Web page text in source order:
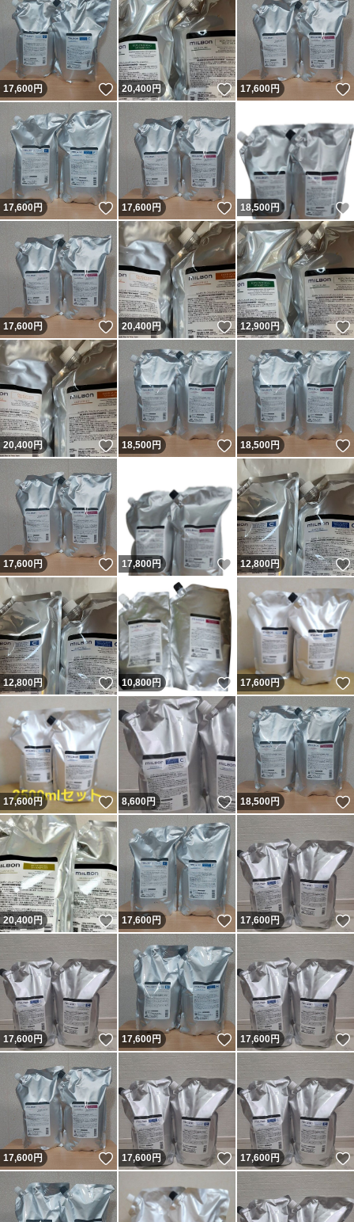
17,600円 いいね！
20,400円 いいね！
17,600円
17,600円 いいね！
17,600円 いいね！
18,500円
17,600円 いいね！
20,400円 いいね！
12,900円
20,400円 いいね！
18,500円 いいね！
18,500円
17,600円 いいね！
17,800円 いいね！
12,800円
12,800円 いいね！
10,800円 いいね！
17,600円
17,600円 いいね！
8,600円 いいね！
18,500円
20,400円 いいね！
17,600円 いいね！
17,600円
17,600円 いいね！
17,600円 いいね！
17,600円
17,600円 いいね！
17,600円 いいね！
17,600円